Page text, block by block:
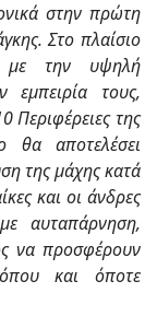
στην πρώτη
Στο πλαίσιο
με την υψηλή
εμπειρία τους,
Περιφέρειες της
αποτελέσει
της μάχης κατά
και οι άνδρες
αυταπάρνηση,
να προσφέρουν
όπου και όποτε